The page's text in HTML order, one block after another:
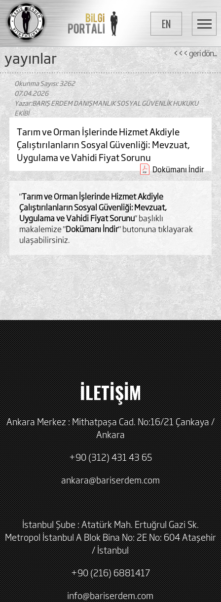
EN
yayinlar <<< geri dön...
Okunma Sayısı: 3262
07.04.2026
Yazar:BARIŞ ERDEM DANIŞMANLIK SOSYAL GÜVENLİK HUKUKU
EKİBİ
Tarım ve Orman İşlerinde Hizmet Akdiyle
Çalıştırılanların Sosyal Güvenliği: Mevzuat,
Uygulama ve Vahidi Fiyat Sorunu
Dokümanı İndir
"Tarım ve Orman İşlerinde Hizmet Akdiyle
Çalıştırılanların Sosyal Güvenliği: Mevzuat,
Uygulama ve Vahidi Fiyat Sorunu" başlıklı
makalemize "Dokümanı İndir" butonuna tıklayarak
ulaşabilirsiniz.
İLETİŞİM
Ankara Merkez : Mithatpaşa Cad. No:16/21 Çankaya /
Ankara
+90 (312) 431 43 65
ankara@bariserdem.com
İstanbul Şube : Atatürk Mah. Ertuğrul Gazi Sk.
Metropol İstanbul A Blok Bina No: 2E No: 604 Ataşehir
/ İstanbul
+90 (216) 6881417
info@bariserdem.com